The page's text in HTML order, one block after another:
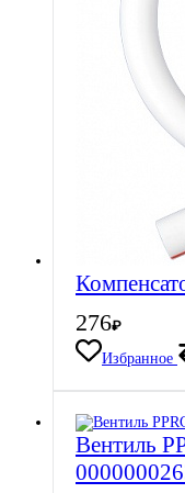
276₽
Избранное
Вентиль